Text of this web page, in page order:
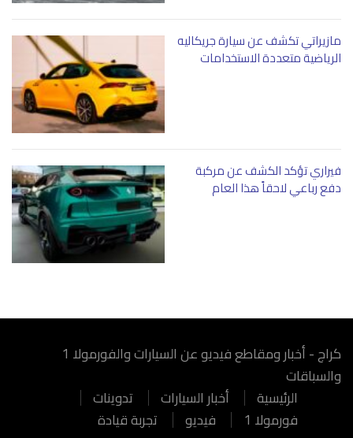
مازيراتي تكشف عن سيارة جريكاليه
الرياضية متعددة الاستخدامات
فيراري تؤكد الكشف عن مركبة
دفع رباعي لاحقاً هذا العام
كراج - أخبار ومقاطع فيديو عن السيارات والفورمولا 1
والسباقات
الرئيسية
أخبار السيارات
تدوينات
فورمولا 1
فيديو تجربة قيادة